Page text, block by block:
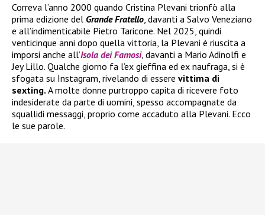
Correva l’anno 2000 quando Cristina Plevani trionfò alla
prima edizione del Grande Fratello , davanti a Salvo Veneziano
e all’indimenticabile Pietro Taricone. Nel 2025, quindi
venticinque anni dopo quella vittoria, la Plevani è riuscita a
imporsi anche all’Isola dei Famosi, davanti a Mario Adinolfi e
Jey Lillo. Qualche giorno fa l’ex gieffina ed ex naufraga, si è
sfogata su Instagram, rivelando di essere vittima di
sexting. A molte donne purtroppo capita di ricevere foto
indesiderate da parte di uomini, spesso accompagnate da
squallidi messaggi, proprio come accaduto alla Plevani. Ecco
le sue parole.